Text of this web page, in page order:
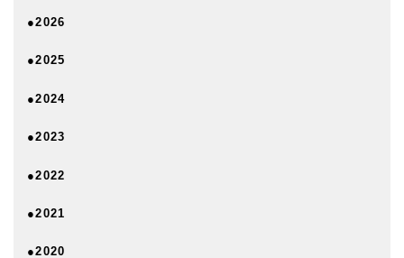
●2026
●2025
●2024
●2023
●2022
●2021
●2020